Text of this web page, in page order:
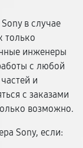
в случае
только
инженеры
с любой
и
с заказами
возможно.
Sony, если: